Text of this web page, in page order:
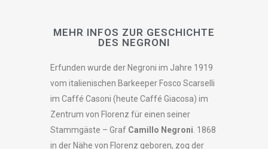
MEHR INFOS ZUR GESCHICHTE
DES NEGRONI
Erfunden wurde der Negroni im Jahre 1919
vom italienischen Barkeeper Fosco Scarselli
im Caffé Casoni (heute Caffé Giacosa) im
Zentrum von Florenz für einen seiner
Stammgäste – Graf Camillo Negroni . 1868
in der Nähe von Florenz geboren, zog der